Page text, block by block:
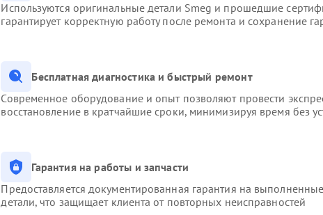
Используются оригинальные детали Smeg и прошедшие
гарантирует корректную работу после ремонта и сохранение
Бесплатная диагностика и быстрый ремонт
Современное оборудование и опыт позволяют провести
восстановление в кратчайшие сроки, минимизируя время без
Гарантия на работы и запчасти
Предоставляется документированная гарантия на
детали, что защищает клиента от повторных неисправностей